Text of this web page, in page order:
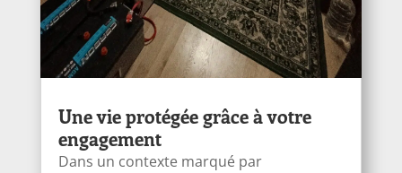
Une vie protégée grâce à votre
engagement
Dans un contexte marqué par